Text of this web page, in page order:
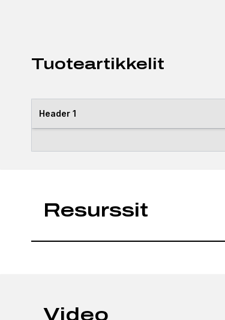
Tuoteartikkelit
Header 1
Resurssit
Video